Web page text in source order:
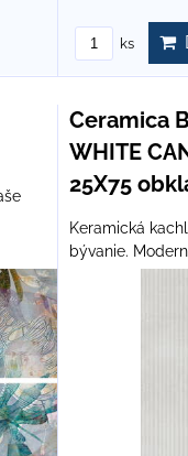
ks
Ceramica
WHITE
25X75
Keramická
bývanie.